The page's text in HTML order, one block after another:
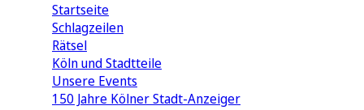
Startseite
Schlagzeilen
Rätsel
Köln und Stadtteile
Unsere Events
150 Jahre Kölner Stadt-Anzeiger